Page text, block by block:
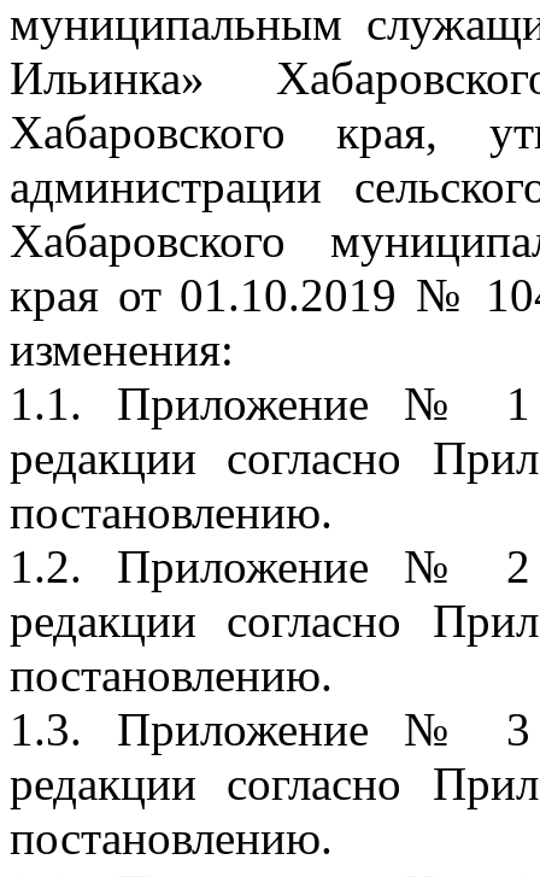
муниципальным
Ильинка»
Хабаровского края,
администрации
Хабаровского
края от 01.10.2019 №
изменения:
1.1. Приложение № 1
редакции согласно
постановлению.
1.2. Приложение № 2
редакции согласно
постановлению.
1.3. Приложение № 3
редакции согласно
постановлению.